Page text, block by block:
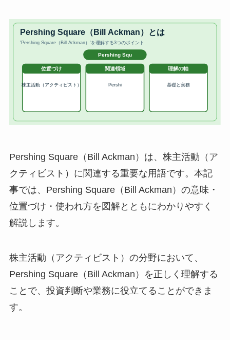
Pershing Square（Bill Ackman）は、株主活動（ア
クティビスト）に関連する重要な用語です。本記
事では、Pershing Square（Bill Ackman）の意味・
位置づけ・使われ方を図解とともにわかりやすく
解説します。
株主活動（アクティビスト）の分野において、
Pershing Square（Bill Ackman）を正しく理解する
ことで、投資判断や業務に役立てることができま
す。